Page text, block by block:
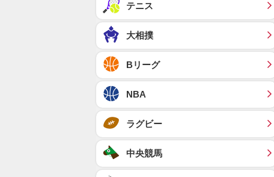
テニス
大相撲
Bリーグ
NBA
ラグビー
中央競馬